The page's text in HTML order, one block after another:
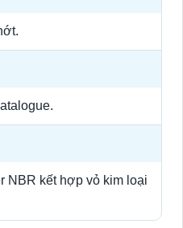
NBR kết hợp vỏ kim loại